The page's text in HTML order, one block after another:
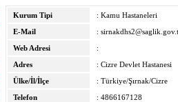
Kurum Tipi
: Kamu Hastaneleri
E-Mail
:
Web Adresi
:
Adres
: Cizre Devlet Hastanesi
Ülke/İl/İlçe
: Türkiye/Şırnak/Cizre
Telefon
: 4866167128